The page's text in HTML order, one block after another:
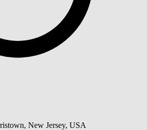
New Jersey, USA